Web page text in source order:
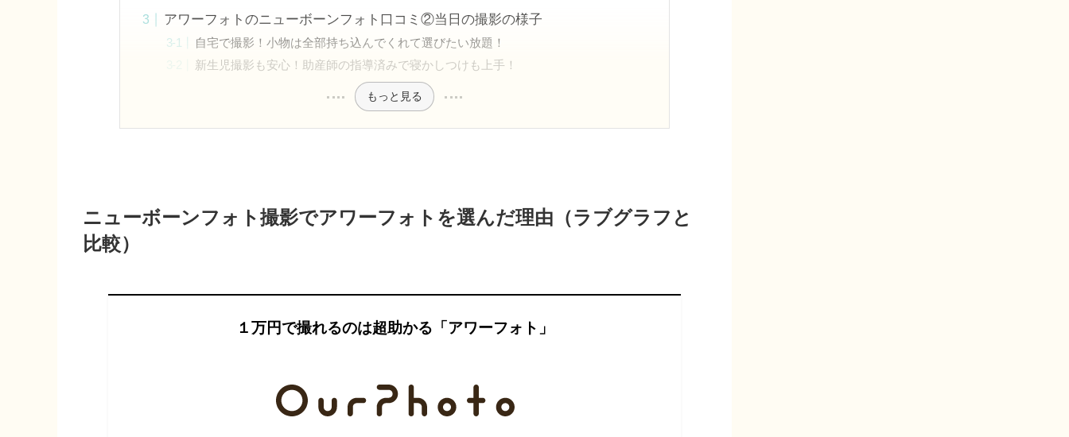
アワーフォトのニューボーンフォト口コミ②当日の撮影の様子
自宅で撮影！小物は全部持ち込んでくれて選びたい放題！
新生児撮影も安心！助産師の指導済みで寝かしつけも上手！
もっと見る
ニューボーンフォト撮影でアワーフォトを選んだ理由（ラブグラフと
比較）
１万円で撮れるのは超助かる「アワーフォト」